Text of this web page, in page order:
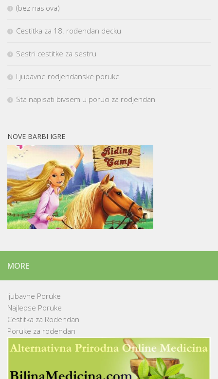
(bez naslova)
Cestitka za 18. rođendan decku
Sestri cestitke za sestru
Ljubavne rodjendanske poruke
Sta napisati bivsem u poruci za rodjendan
NOVE BARBI IGRE
MORE
ljubavne Poruke
Najlepse Poruke
Cestitka za Rodendan
Poruke za rodendan